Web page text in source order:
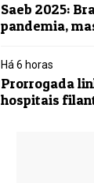
Saeb 2025:
pandemia,
Há 6 horas
Prorrogada
hospitais